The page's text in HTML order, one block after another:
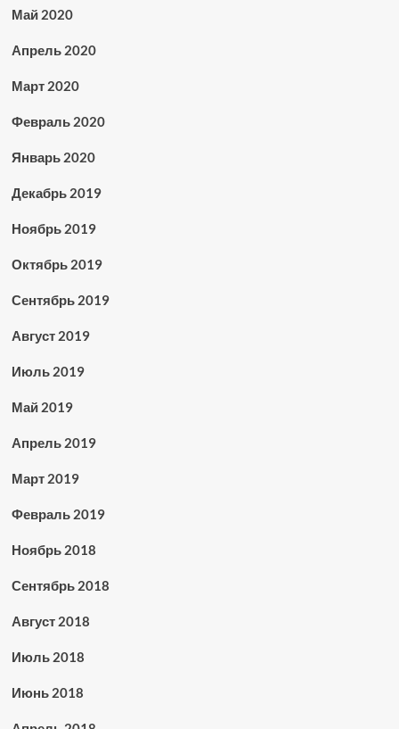
Май 2020
Апрель 2020
Март 2020
Февраль 2020
Январь 2020
Декабрь 2019
Ноябрь 2019
Октябрь 2019
Сентябрь 2019
Август 2019
Июль 2019
Май 2019
Апрель 2019
Март 2019
Февраль 2019
Ноябрь 2018
Сентябрь 2018
Август 2018
Июль 2018
Июнь 2018